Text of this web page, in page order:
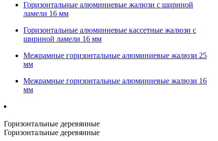
Горизонтальные алюминиевые жалюзи с шириной
ламели 16 мм
Горизонтальные алюминиевые кассетные жалюзи с
шириной ламели 16 мм
Межрамные горизонтальные алюминиевые жалюзи 25
мм
Межрамные горизонтальные алюминиевые жалюзи 16
мм
Горизонтальные деревянные
Горизонтальные деревянные